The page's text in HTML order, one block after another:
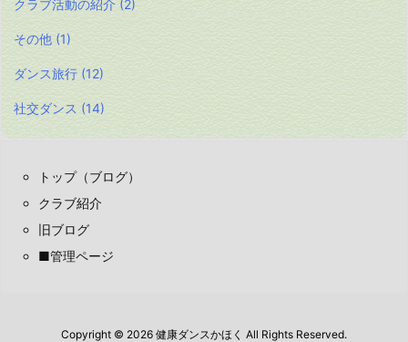
クラブ活動の紹介 (2)
その他 (1)
ダンス旅行 (12)
社交ダンス (14)
トップ（ブログ）
クラブ紹介
旧ブログ
■管理ページ
Copyright © 2026 健康ダンスかほく All Rights Reserved.